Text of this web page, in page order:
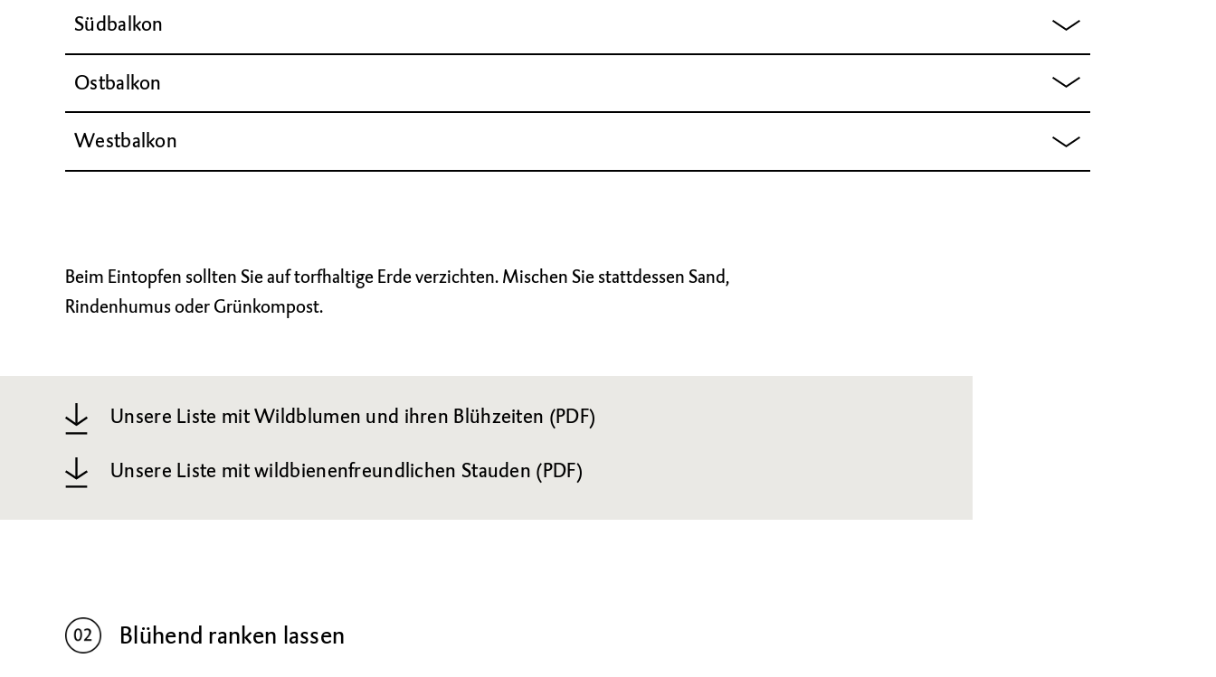
Südbalkon
Ostbalkon
Westbalkon
Beim Eintopfen sollten Sie auf torfhaltige Erde verzichten. Mischen Sie stattdessen Sand,
Rindenhumus oder Grünkompost.
Unsere Liste mit Wildblumen und ihren Blühzeiten (PDF)
Unsere Liste mit wildbienenfreundlichen Stauden (PDF)
Blühend ranken lassen